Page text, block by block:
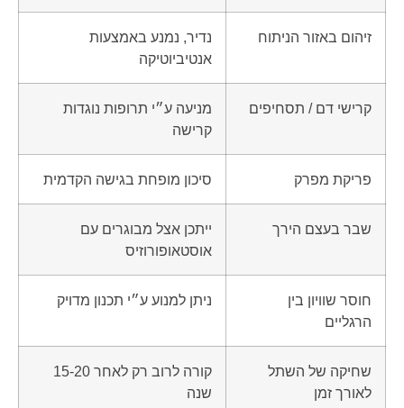
זיהום באזור הניתוח
נדיר, נמנע באמצעות
אנטיביוטיקה
קרישי דם / תסחיפים
מניעה ע״י תרופות נוגדות
קרישה
פריקת מפרק סיכון מופחת בגישה הקדמית
שבר בעצם הירך
ייתכן אצל מבוגרים עם
אוסטאופורוזיס
חוסר שוויון בין
הרגליים
ניתן למנוע ע״י תכנון מדויק
שחיקה של השתל
לאורך זמן
קורה לרוב רק לאחר 15-20
שנה